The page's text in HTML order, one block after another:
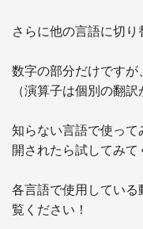
さらに他の言語に切り
数字の部分だけですが
（演算子は個別の翻
知らない言語で使っ
開されたら試してみて
各言語で使用してい
覧ください！